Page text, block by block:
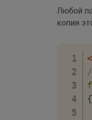
Любой
копия
{